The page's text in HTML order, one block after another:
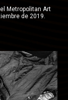
Metropolitan Art
de 2019.